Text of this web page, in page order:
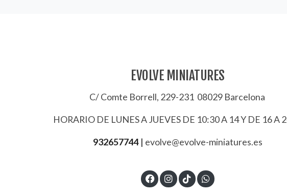
EVOLVE MINIATURES
C/ Comte Borrell, 229-231 08029 Barcelona
HORARIO DE LUNES A JUEVES DE 10:30 A 14 Y DE 16 A
932657744 | evolve@evolve-miniatures.es